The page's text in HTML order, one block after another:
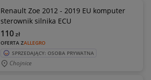
Renault Zoe 2012 - 2019 EU komputer
sterownik silnika ECU
OFERTA ZALLEGRO
110zł
SPRZEDAJĄCY: OSOBA PRYWATNA
Chojnice